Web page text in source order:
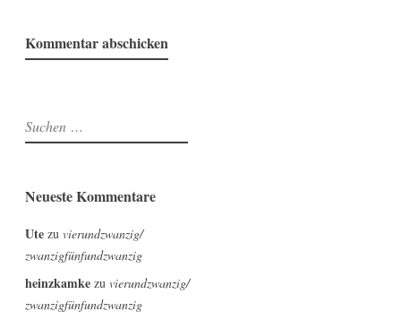
Suchen
nach:
Neueste Kommentare
Ute zu vierundzwanzig/
zwanzigfünfundzwanzig
heinzkamke zu vierundzwanzig/
zwanzigfünfundzwanzig